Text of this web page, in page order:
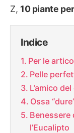
Z, 10 piante
Indice
Per le
Pelle
L’amico
Ossa
Benessere
l’Eucalipto